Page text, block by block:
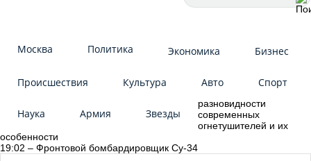
Москва Политика Экономика Бизнес
Происшествия Культура Авто Спорт
Наука Армия Звезды
разновидности
современных
огнетушителей и их
особенности
19:02 – Фронтовой бомбардировщик Су-34